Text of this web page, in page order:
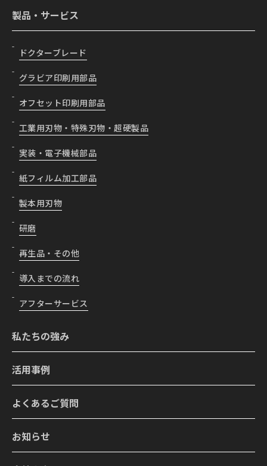
製品・サービス
ドクターブレード
グラビア印刷用部品
オフセット印刷用部品
工業用刃物・特殊刃物・超硬製品
実装・電子機械部品
紙フィルム加工部品
製本用刃物
研磨
再生品・その他
導入までの流れ
アフターサービス
私たちの強み
活用事例
よくあるご質問
お知らせ